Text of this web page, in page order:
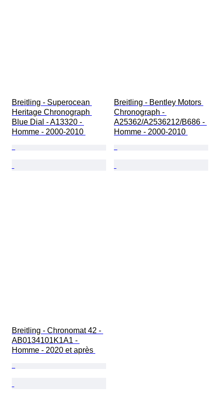
Breitling - Superocean
Heritage Chronograph
Blue Dial - A13320 -
Homme - 2000-2010
Breitling - Bentley Motors
Chronograph -
A25362/A2536212/B686 -
Homme - 2000-2010
Breitling - Chronomat 42 -
AB0134101K1A1 -
Homme - 2020 et après